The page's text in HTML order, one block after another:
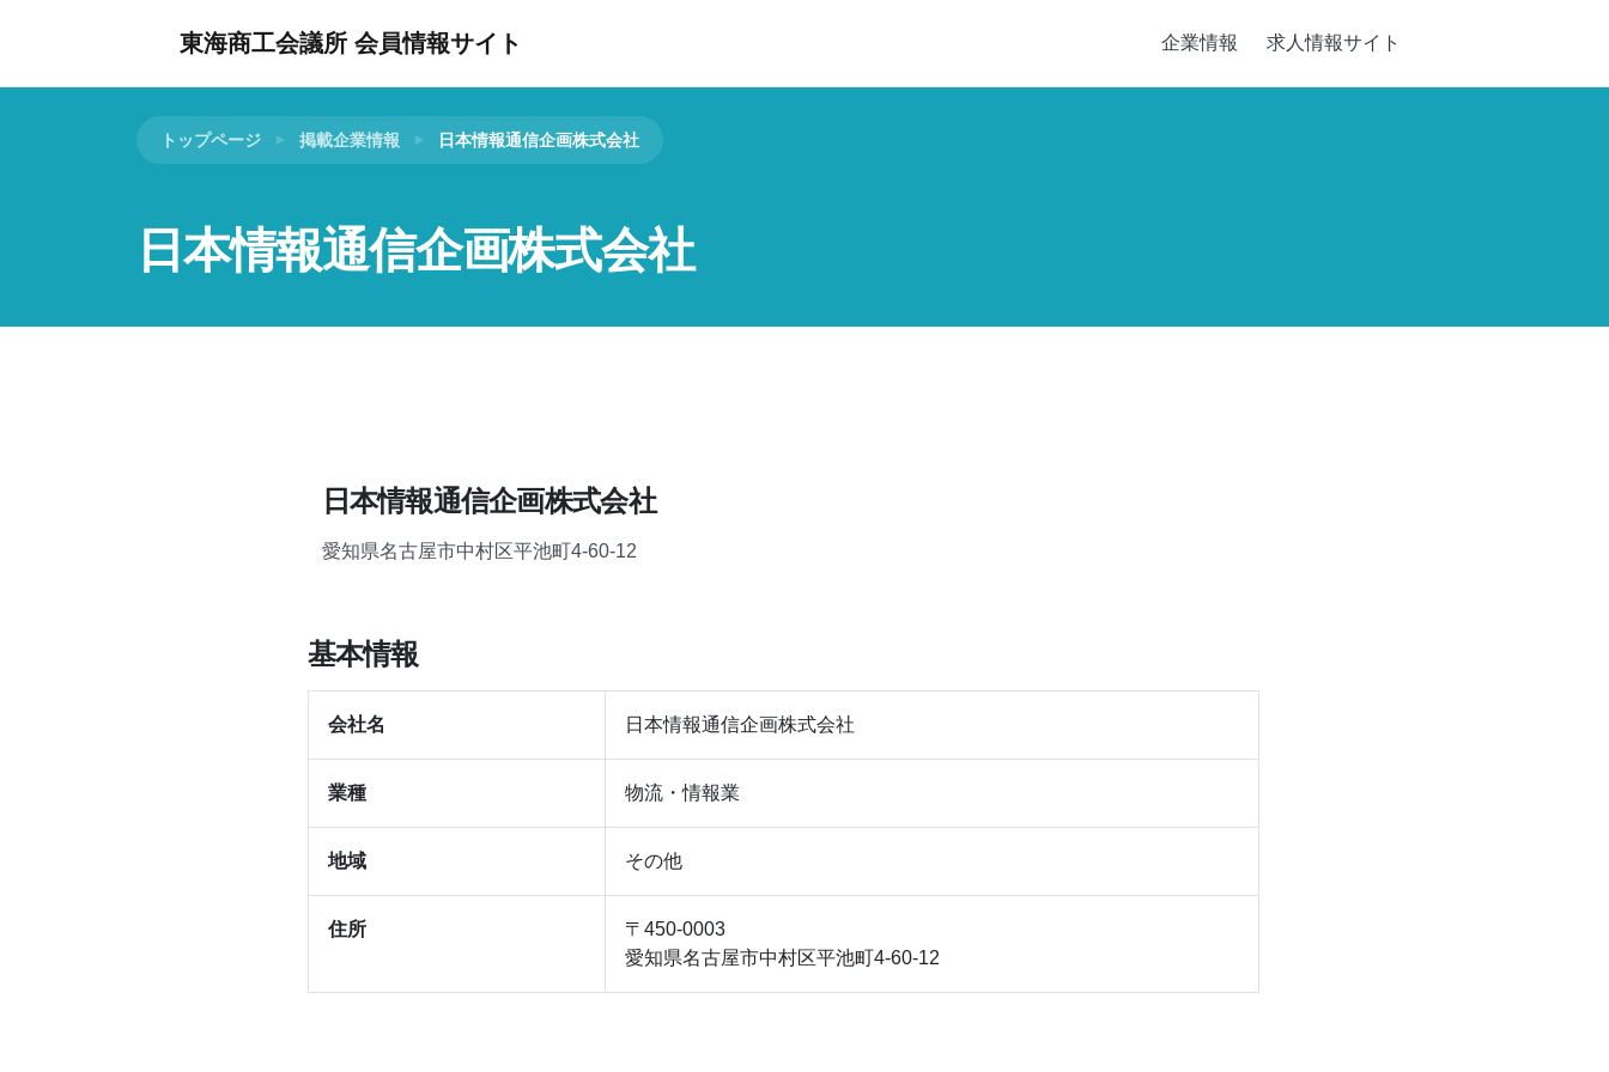
東海商工会議所 会員情報サイト 企業情報 求人情報サイト
トップページ 掲載企業情報 日本情報通信企画株式会社
日本情報通信企画株式会社
日本情報通信企画株式会社
愛知県名古屋市中村区平池町4-60-12
基本情報
会社名 日本情報通信企画株式会社
業種 物流・情報業
地域 その他
住所
〒450-0003
愛知県名古屋市中村区平池町4-60-12